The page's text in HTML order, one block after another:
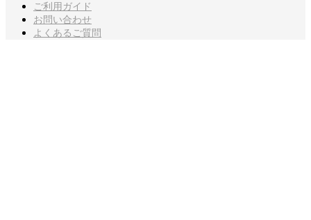
ご利用ガイド
お問い合わせ
よくあるご質問